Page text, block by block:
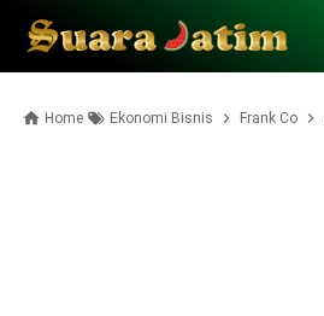
Home Ekonomi Bisnis Frank Co